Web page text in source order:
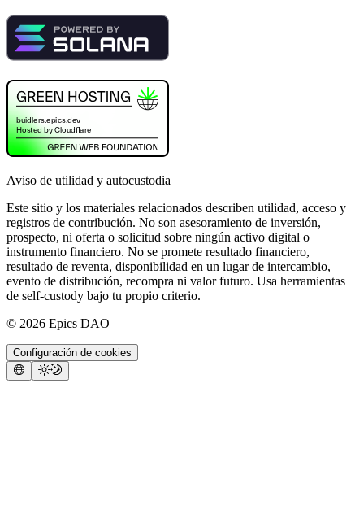
Aviso de utilidad y autocustodia
Este sitio y los materiales relacionados describen utilidad, acceso y
registros de contribución. No son asesoramiento de inversión,
prospecto, ni oferta o solicitud sobre ningún activo digital o
instrumento financiero. No se promete resultado financiero,
resultado de reventa, disponibilidad en un lugar de intercambio,
evento de distribución, recompra ni valor futuro. Usa herramientas
de self-custody bajo tu propio criterio.
© 2026 Epics DAO
Configuración de cookies